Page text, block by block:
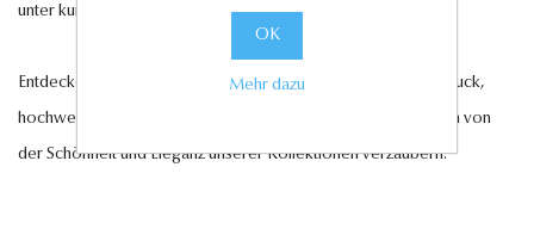
unter kundenservice@antwerp-diamonds.de.
Entdecken Sie jetzt unsere exquisite Auswahl an Diamantschmuck,
hochwertigen Edelsteinen und edlen Perlen und lassen Sie sich von
der Schönheit und Eleganz unserer Kollektionen verzaubern.
OK
Mehr dazu